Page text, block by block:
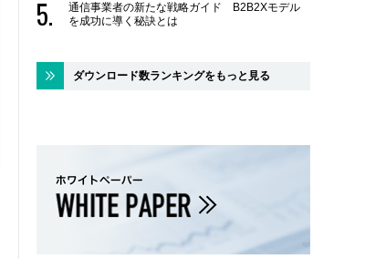
通信事業者の新たな戦略ガイド B2B2Xモデル
を成功に導く秘訣とは
ダウンロード数ランキングをもっと見る